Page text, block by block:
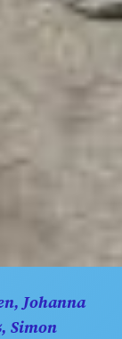
Johanna
Simon